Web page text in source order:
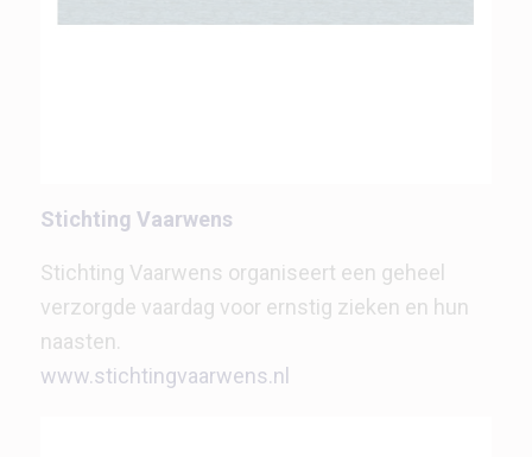
Stichting Vaarwens
Stichting Vaarwens organiseert een geheel
verzorgde vaardag voor ernstig zieken en hun
naasten.
www.stichtingvaarwens.nl